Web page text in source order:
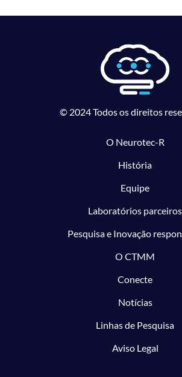
© 2024 Todos os direitos
O Neurotec-R
História
Equipe
Laboratórios parceiros
Pesquisa e Inovação
O CTMM
Conecte
Notícias
Linhas de Pesquisa
Aviso Legal